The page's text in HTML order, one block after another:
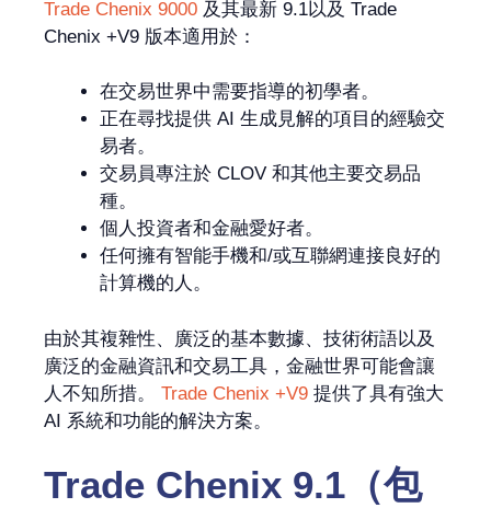
Trade Chenix 9000 及其最新 9.1以及 Trade
Chenix +V9 版本適用於：
在交易世界中需要指導的初學者。
正在尋找提供 AI 生成見解的項目的經驗交
易者。
交易員專注於 CLOV 和其他主要交易品
種。
個人投資者和金融愛好者。
任何擁有智能手機和/或互聯網連接良好的
計算機的人。
由於其複雜性、廣泛的基本數據、技術術語以及
廣泛的金融資訊和交易工具，金融世界可能會讓
人不知所措。 Trade Chenix +V9 提供了具有強大
AI 系統和功能的解決方案。
Trade Chenix 9.1（包